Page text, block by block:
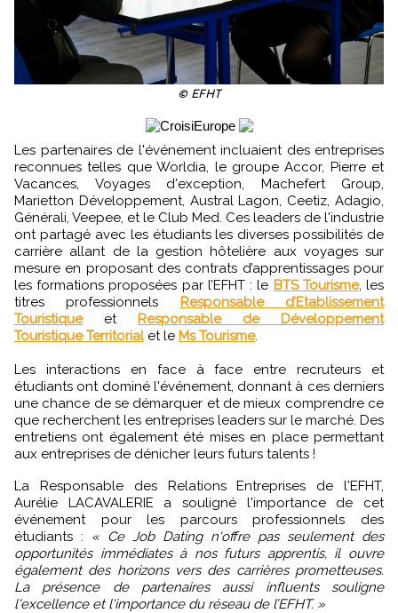
© EFHT
Les partenaires de l'événement incluaient des entreprises
reconnues telles que Worldia, le groupe Accor, Pierre et
Vacances, Voyages d'exception, Machefert Group,
Marietton Développement, Austral Lagon, Ceetiz, Adagio,
Générali, Veepee, et le Club Med. Ces leaders de l'industrie
ont partagé avec les étudiants les diverses possibilités de
carrière allant de la gestion hôtelière aux voyages sur
mesure en proposant des contrats d’apprentissages pour
les formations proposées par l’EFHT : le BTS Tourisme, les
titres professionnels Responsable d’Etablissement
Touristiqueet Responsable de Développement
Touristique Territorialet le Ms Tourisme.
Les interactions en face à face entre recruteurs et
étudiants ont dominé l'événement, donnant à ces derniers
une chance de se démarquer et de mieux comprendre ce
que recherchent les entreprises leaders sur le marché. Des
entretiens ont également été mises en place permettant
aux entreprises de dénicher leurs futurs talents !
La Responsable des Relations Entreprises de l'EFHT,
Aurélie LACAVALERIE a souligné l'importance de cet
événement pour les parcours professionnels des
étudiants : « Ce Job Dating n'offre pas seulement des
opportunités immédiates à nos futurs apprentis, il ouvre
également des horizons vers des carrières prometteuses.
La présence de partenaires aussi influents souligne
l'excellence et l'importance du réseau de l’EFHT. »